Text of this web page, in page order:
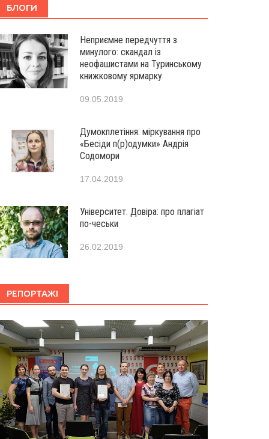
БЛОГИ
Неприємне передчуття з
минулого: скандал із
неофашистами на Туринському
книжковому ярмарку
09.05.2019
Думокплетіння: міркування про
«Бесіди п(р)одумки» Андрія
Содомори
17.04.2019
Університет. Довіра: про плагіат
по-чеськи
26.02.2019
РЕПОРТАЖІ